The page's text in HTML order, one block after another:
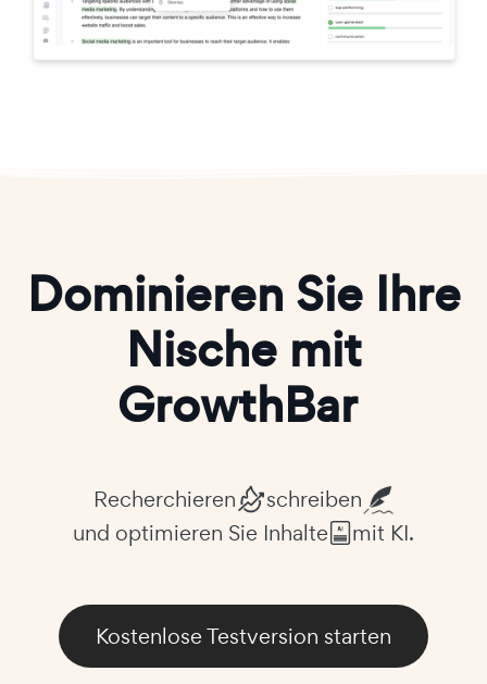
Dominieren Sie Ihre
Nische mit
GrowthBar
Recherchieren
schreiben
und optimieren Sie Inhalte
mit KI.
Kostenlose Testversion starten